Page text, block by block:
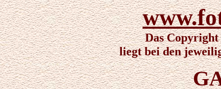
Das
liegt bei den